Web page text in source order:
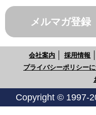
メルマガ登録
会社案内 採用情報
プライバシーポリシー
Copyright © 1997-